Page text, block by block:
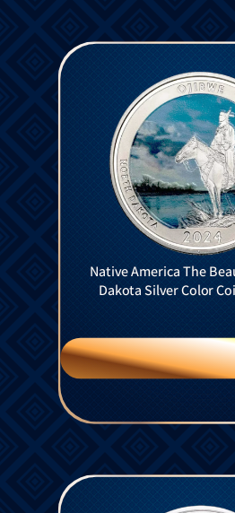
Native America The
Dakota Silver Color